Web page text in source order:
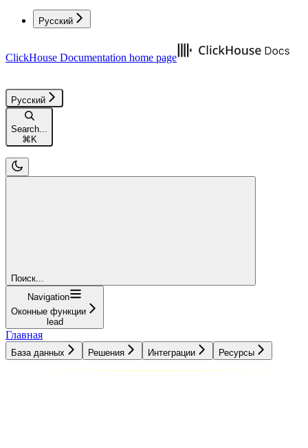
Русский
ClickHouse Documentation home page
Русский
Search...
⌘K
Поиск...
Navigation
Оконные функции
lead
Главная
База данных Решения Интеграции Ресурсы